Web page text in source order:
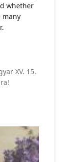
whether
many
XV. 15.